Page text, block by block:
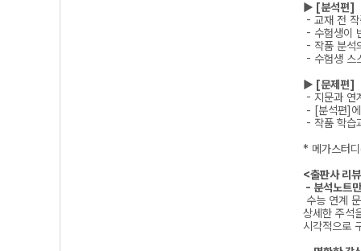
▶ [분석편]
- 교재 전
- 수험생이
- 작품 분석
- 수험생 스
▶ [문제편]
- 지문과 연
- [분석편]
- 작품 학습
* 메가스터
<출판사 리
- 분석노트
수능 연계
상세한 주석
시각적으로